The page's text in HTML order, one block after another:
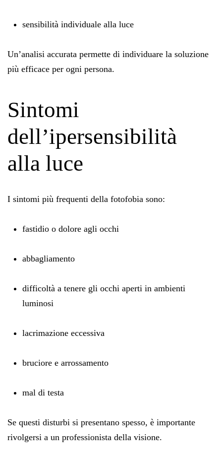
sensibilità individuale alla luce
Un’analisi accurata permette di individuare la soluzione
più efficace per ogni persona.
Sintomi
dell’ipersensibilità
alla luce
I sintomi più frequenti della fotofobia sono:
fastidio o dolore agli occhi
abbagliamento
difficoltà a tenere gli occhi aperti in ambienti
luminosi
lacrimazione eccessiva
bruciore e arrossamento
mal di testa
Se questi disturbi si presentano spesso, è importante
rivolgersi a un professionista della visione.